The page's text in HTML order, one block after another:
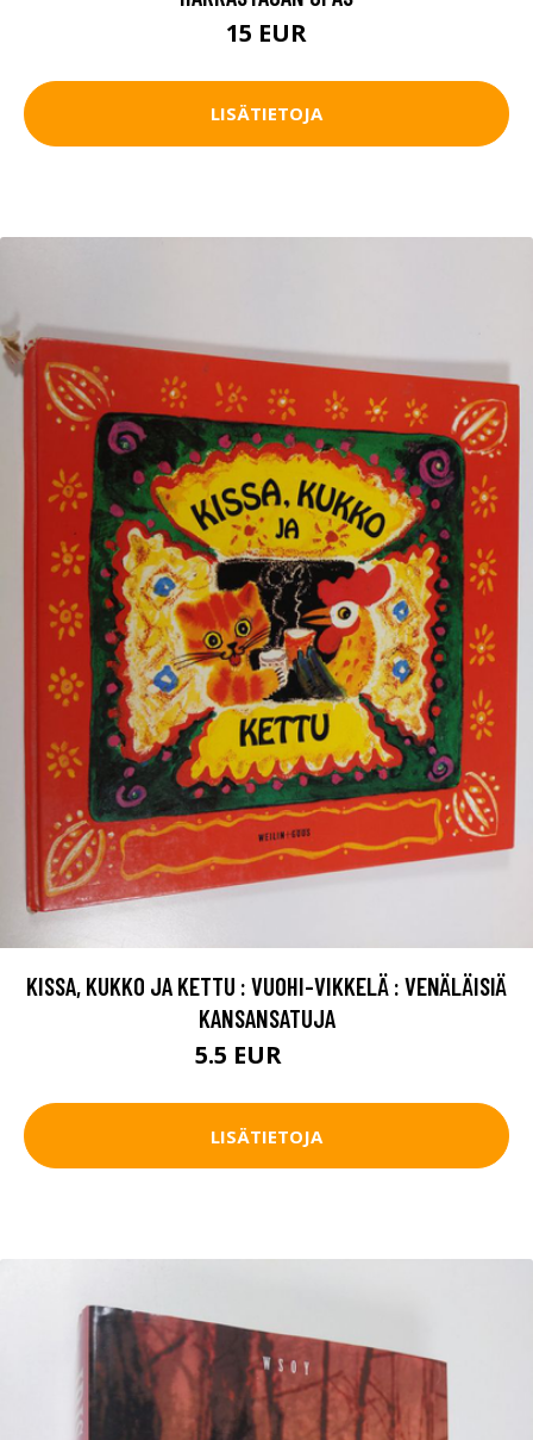
15 EUR
LISÄTIETOJA
KISSA, KUKKO JA KETTU : VUOHI-VIKKELÄ : VENÄLÄISIÄ
KANSANSATUJA
5.5 EUR
LISÄTIETOJA